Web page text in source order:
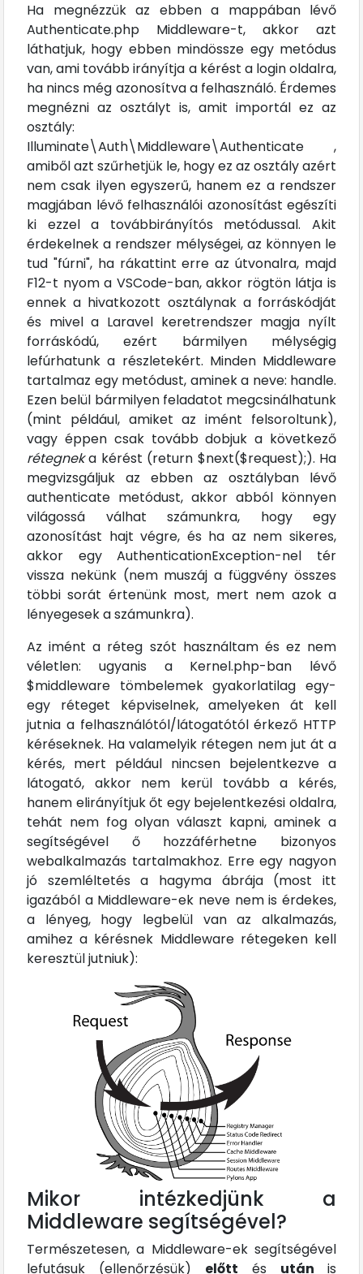
Ha megnézzük az ebben a mappában lévő
Authenticate.php Middleware-t, akkor azt
láthatjuk, hogy ebben mindössze egy metódus
van, ami tovább irányítja a kérést a login oldalra,
ha nincs még azonosítva a felhasználó. Érdemes
megnézni az osztályt is, amit importál ez az
osztály:
Illuminate\Auth\Middleware\Authenticate ,
amiből azt szűrhetjük le, hogy ez az osztály azért
nem csak ilyen egyszerű, hanem ez a rendszer
magjában lévő felhasználói azonosítást egészíti
ki ezzel a továbbirányítós metódussal. Akit
érdekelnek a rendszer mélységei, az könnyen le
tud "fúrni", ha rákattint erre az útvonalra, majd
F12-t nyom a VSCode-ban, akkor rögtön látja is
ennek a hivatkozott osztálynak a forráskódját
és mivel a Laravel keretrendszer magja nyílt
forráskódú, ezért bármilyen mélységig
lefúrhatunk a részletekért. Minden Middleware
tartalmaz egy metódust, aminek a neve: handle.
Ezen belül bármilyen feladatot megcsinálhatunk
(mint például, amiket az imént felsoroltunk),
vagy éppen csak tovább dobjuk a következő
rétegneka kérést (return $next($request);). Ha
megvizsgáljuk az ebben az osztályban lévő
authenticate metódust, akkor abból könnyen
világossá válhat számunkra, hogy egy
azonosítást hajt végre, és ha az nem sikeres,
akkor egy AuthenticationException-nel tér
vissza nekünk (nem muszáj a függvény összes
többi sorát értenünk most, mert nem azok a
lényegesek a számunkra).
Az imént a réteg szót használtam és ez nem
véletlen: ugyanis a Kernel.php-ban lévő
$middleware tömbelemek gyakorlatilag egy-
egy réteget képviselnek, amelyeken át kell
jutnia a felhasználótól/látogatótól érkező HTTP
kéréseknek. Ha valamelyik rétegen nem jut át a
kérés, mert például nincsen bejelentkezve a
látogató, akkor nem kerül tovább a kérés,
hanem elirányítjuk őt egy bejelentkezési oldalra,
tehát nem fog olyan választ kapni, aminek a
segítségével ő hozzáférhetne bizonyos
webalkalmazás tartalmakhoz. Erre egy nagyon
jó szemléltetés a hagyma ábrája (most itt
igazából a Middleware-ek neve nem is érdekes,
a lényeg, hogy legbelül van az alkalmazás,
amihez a kérésnek Middleware rétegeken kell
keresztül jutniuk):
Mikor intézkedjünk a
Middleware segítségével?
Természetesen, a Middleware-ek segítségével
lefutásuk (ellenőrzésük) előtt és utánis